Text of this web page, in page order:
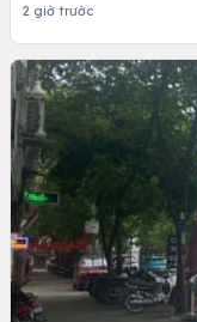
2 giờ trước